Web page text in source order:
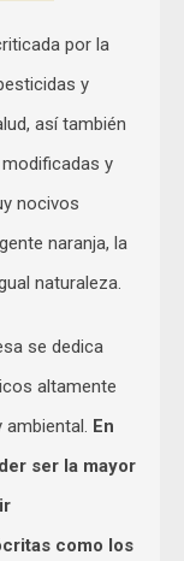
por la
y
así también
y
nocivos
naranja, la
naturaleza.
se dedica
altamente
ambiental. En
ser la mayor
como los